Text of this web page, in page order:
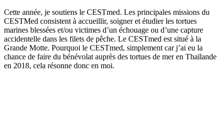
Cette année, je soutiens le CESTmed. Les principales missions du
CESTMed consistent à accueillir, soigner et étudier les tortues
marines blessées et/ou victimes d’un échouage ou d’une capture
accidentelle dans les filets de pêche. Le CESTmed est situé à la
Grande Motte. Pourquoi le CESTmed, simplement car j’ai eu la
chance de faire du bénévolat auprès des tortues de mer en Thaïlande
en 2018, cela résonne donc en moi.